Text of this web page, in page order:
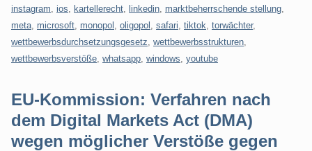
instagram ios kartellerecht linkedin marktbeherrschende stellung
meta microsoft monopol oligopol safari tiktok torwächter,
wettbewerbsdurchsetzungsgesetz wettbewerbsstrukturen
wettbewerbsverstöße whatsapp windows youtube
EU-Kommission: Verfahren nach
dem Digital Markets Act (DMA)
wegen möglicher Verstöße gegen